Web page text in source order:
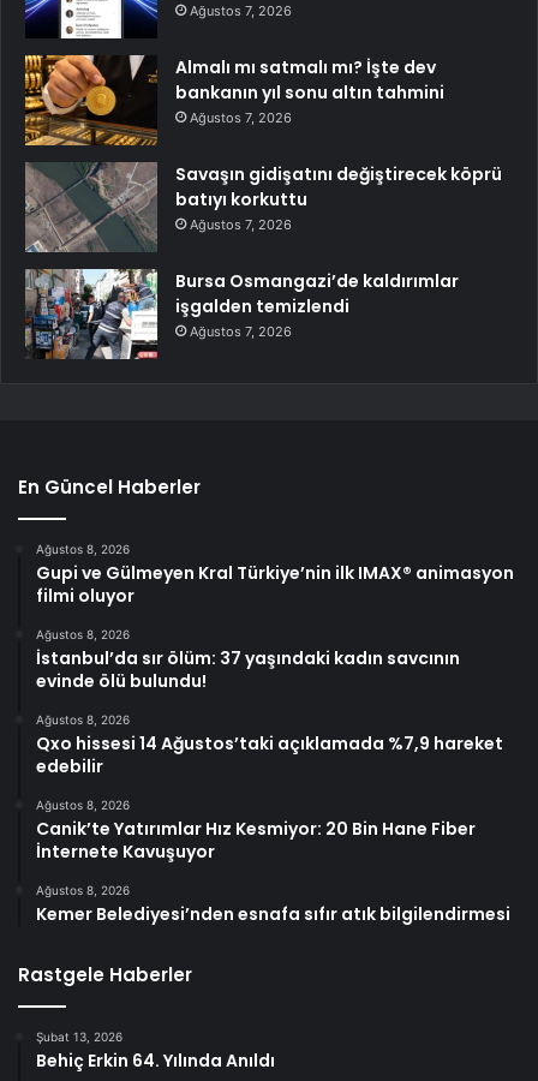
Ağustos 7, 2026
Almalı mı satmalı mı? İşte dev
bankanın yıl sonu altın tahmini
Ağustos 7, 2026
Savaşın gidişatını değiştirecek köprü
batıyı korkuttu
Ağustos 7, 2026
Bursa Osmangazi’de kaldırımlar
işgalden temizlendi
Ağustos 7, 2026
En Güncel Haberler
Ağustos 8, 2026
Gupi ve Gülmeyen Kral Türkiye’nin ilk IMAX® animasyon
filmi oluyor
Ağustos 8, 2026
İstanbul’da sır ölüm: 37 yaşındaki kadın savcının
evinde ölü bulundu!
Ağustos 8, 2026
Qxo hissesi 14 Ağustos’taki açıklamada %7,9 hareket
edebilir
Ağustos 8, 2026
Canik’te Yatırımlar Hız Kesmiyor: 20 Bin Hane Fiber
İnternete Kavuşuyor
Ağustos 8, 2026
Kemer Belediyesi’nden esnafa sıfır atık bilgilendirmesi
Rastgele Haberler
Şubat 13, 2026
Behiç Erkin 64. Yılında Anıldı